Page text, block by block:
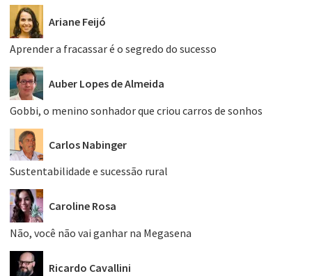
Ariane Feijó
Aprender a fracassar é o segredo do sucesso
Auber Lopes de Almeida
Gobbi, o menino sonhador que criou carros de sonhos
Carlos Nabinger
Sustentabilidade e sucessão rural
Caroline Rosa
Não, você não vai ganhar na Megasena
Ricardo Cavallini